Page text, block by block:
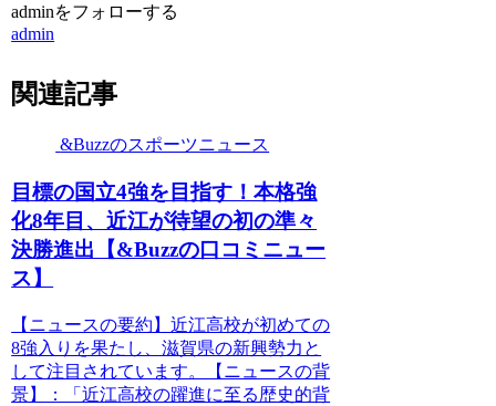
adminをフォローする
admin
関連記事
&Buzzのスポーツニュース
目標の国立4強を目指す！本格強
化8年目、近江が待望の初の準々
決勝進出【&Buzzの口コミニュー
ス】
【ニュースの要約】近江高校が初めての
8強入りを果たし、滋賀県の新興勢力と
して注目されています。【ニュースの背
景】：「近江高校の躍進に至る歴史的背